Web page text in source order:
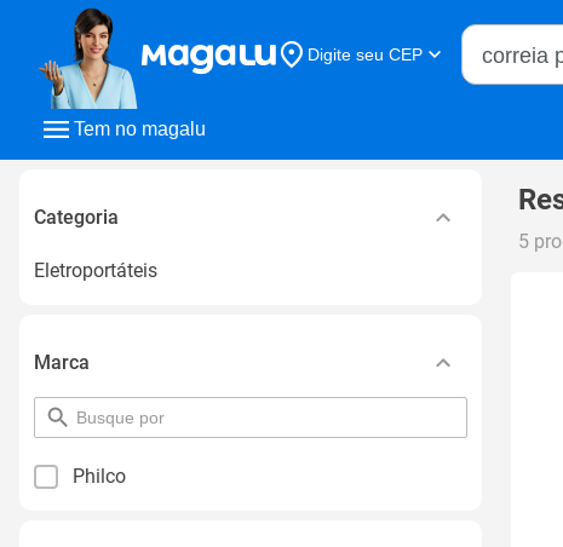
Tem no magalu
Digite seu CEP
Buscar no
Categoria
Eletroportáteis
Marca
pesquisar
por
Philco
5